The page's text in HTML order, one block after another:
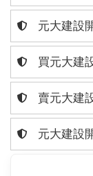
元大建設
買元大建
賣元大建
元大建設